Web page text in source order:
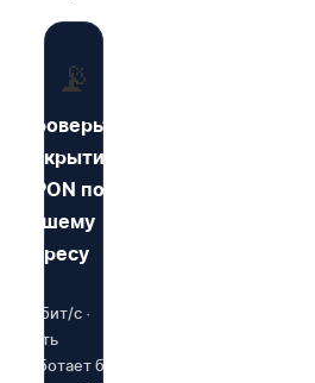
📡
Проверьте
покрытие
GPON по
вашему
адресу
1 Гбит/с ·
Сеть
работает без